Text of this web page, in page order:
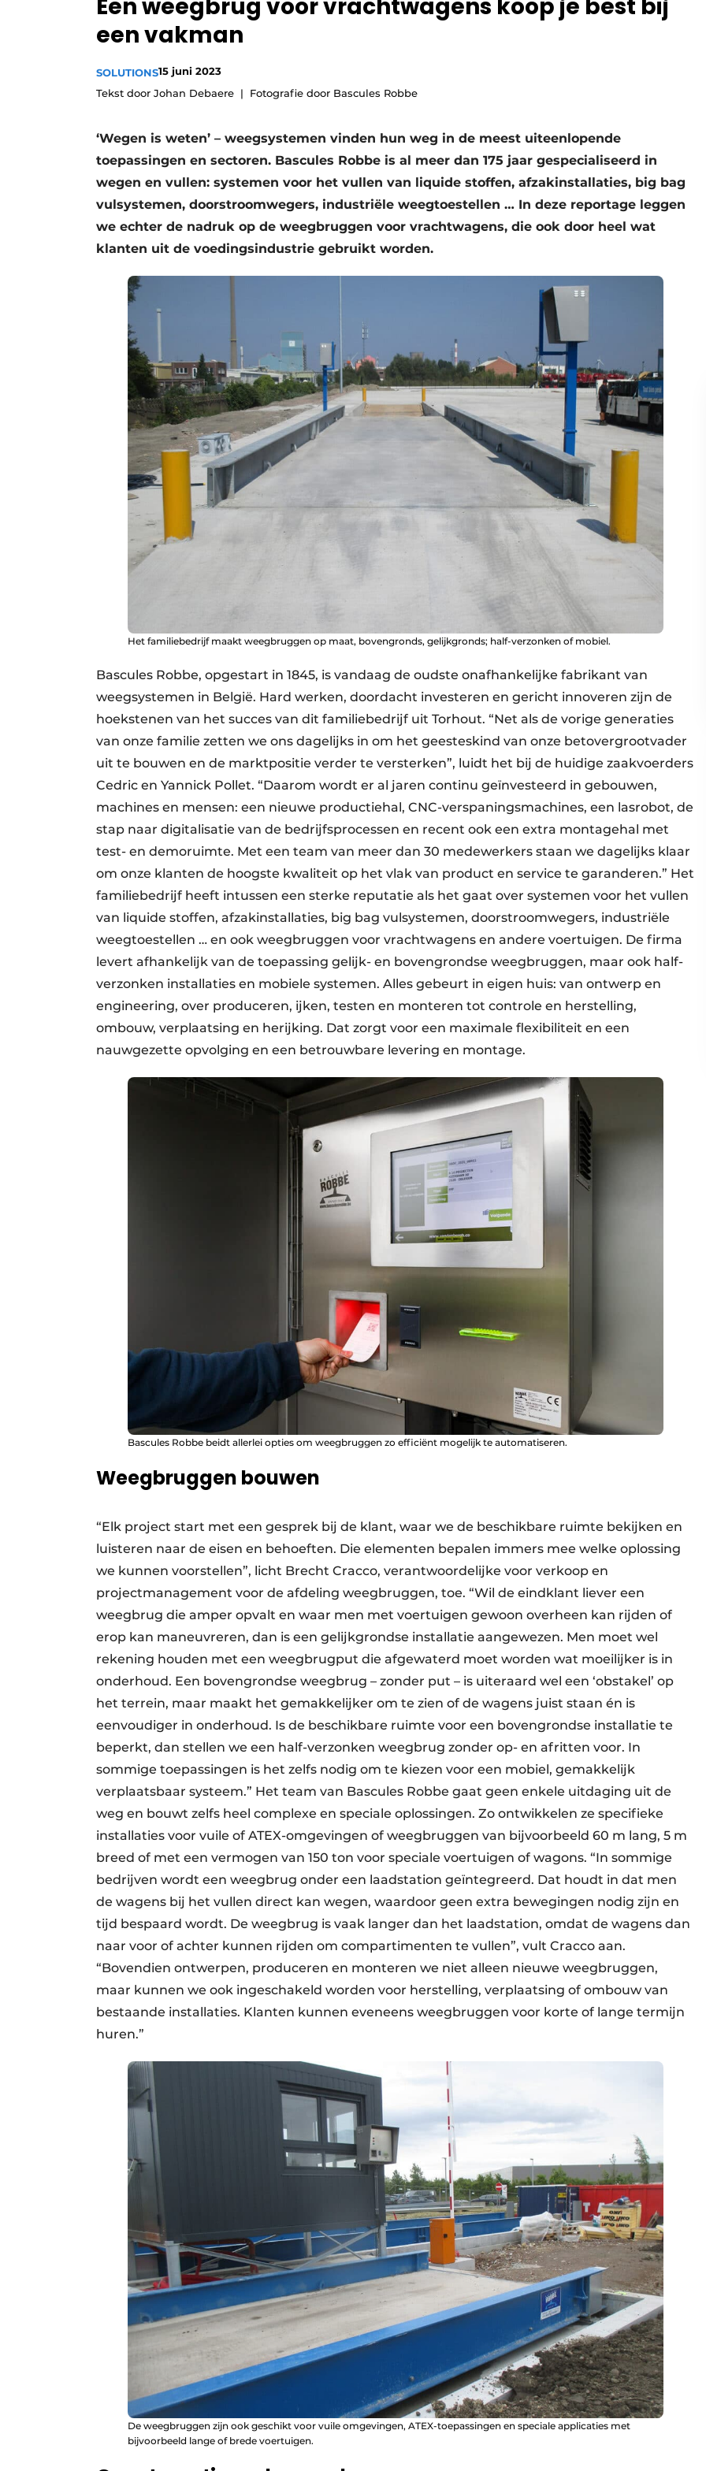
Privacy / Cookie statement
Vacature aanmelden
Vacatures
Video’s
Een weegbrug voor vrachtwagens koop je best bij
een vakman
SOLUTIONS15 juni 2023
Tekst door Johan Debaere
Fotografie door Bascules Robbe
‘Wegen is weten’ – weegsystemen vinden hun weg in de meest uiteenlopende
toepassingen en sectoren. Bascules Robbe is al meer dan 175 jaar gespecialiseerd in
wegen en vullen: systemen voor het vullen van liquide stoffen, afzakinstallaties, big bag
vulsystemen, doorstroomwegers, industriële weegtoestellen … In deze reportage leggen
we echter de nadruk op de weegbruggen voor vrachtwagens, die ook door heel wat
klanten uit de voedingsindustrie gebruikt worden.
Het familiebedrijf maakt weegbruggen op maat, bovengronds, gelijkgronds; half-verzonken of mobiel.
Bascules Robbe, opgestart in 1845, is vandaag de oudste onafhankelijke fabrikant van
weegsystemen in België. Hard werken, doordacht investeren en gericht innoveren zijn de
hoekstenen van het succes van dit familiebedrijf uit Torhout. “Net als de vorige generaties
van onze familie zetten we ons dagelijks in om het geesteskind van onze betovergrootvader
uit te bouwen en de marktpositie verder te versterken”, luidt het bij de huidige zaakvoerders
Cedric en Yannick Pollet. “Daarom wordt er al jaren continu geïnvesteerd in gebouwen,
machines en mensen: een nieuwe productiehal, CNC-verspaningsmachines, een lasrobot, de
stap naar digitalisatie van de bedrijfsprocessen en recent ook een extra montagehal met
test- en demoruimte. Met een team van meer dan 30 medewerkers staan we dagelijks klaar
om onze klanten de hoogste kwaliteit op het vlak van product en service te garanderen.” Het
familiebedrijf heeft intussen een sterke reputatie als het gaat over systemen voor het vullen
van liquide stoffen, afzakinstallaties, big bag vulsystemen, doorstroomwegers, industriële
weegtoestellen … en ook weegbruggen voor vrachtwagens en andere voertuigen. De firma
levert afhankelijk van de toepassing gelijk- en bovengrondse weegbruggen, maar ook half-
verzonken installaties en mobiele systemen. Alles gebeurt in eigen huis: van ontwerp en
engineering, over produceren, ijken, testen en monteren tot controle en herstelling,
ombouw, verplaatsing en herijking. Dat zorgt voor een maximale flexibiliteit en een
nauwgezette opvolging en een betrouwbare levering en montage.
Bascules Robbe beidt allerlei opties om weegbruggen zo efficiënt mogelijk te automatiseren.
Weegbruggen bouwen
“Elk project start met een gesprek bij de klant, waar we de beschikbare ruimte bekijken en
luisteren naar de eisen en behoeften. Die elementen bepalen immers mee welke oplossing
we kunnen voorstellen”, licht Brecht Cracco, verantwoordelijke voor verkoop en
projectmanagement voor de afdeling weegbruggen, toe. “Wil de eindklant liever een
weegbrug die amper opvalt en waar men met voertuigen gewoon overheen kan rijden of
erop kan maneuvreren, dan is een gelijkgrondse installatie aangewezen. Men moet wel
rekening houden met een weegbrugput die afgewaterd moet worden wat moeilijker is in
onderhoud. Een bovengrondse weegbrug – zonder put – is uiteraard wel een ‘obstakel’ op
het terrein, maar maakt het gemakkelijker om te zien of de wagens juist staan én is
eenvoudiger in onderhoud. Is de beschikbare ruimte voor een bovengrondse installatie te
beperkt, dan stellen we een half-verzonken weegbrug zonder op- en afritten voor. In
sommige toepassingen is het zelfs nodig om te kiezen voor een mobiel, gemakkelijk
verplaatsbaar systeem.” Het team van Bascules Robbe gaat geen enkele uitdaging uit de
weg en bouwt zelfs heel complexe en speciale oplossingen. Zo ontwikkelen ze specifieke
installaties voor vuile of ATEX-omgevingen of weegbruggen van bijvoorbeeld 60 m lang, 5 m
breed of met een vermogen van 150 ton voor speciale voertuigen of wagons. “In sommige
bedrijven wordt een weegbrug onder een laadstation geïntegreerd. Dat houdt in dat men
de wagens bij het vullen direct kan wegen, waardoor geen extra bewegingen nodig zijn en
tijd bespaard wordt. De weegbrug is vaak langer dan het laadstation, omdat de wagens dan
naar voor of achter kunnen rijden om compartimenten te vullen”, vult Cracco aan.
“Bovendien ontwerpen, produceren en monteren we niet alleen nieuwe weegbruggen,
maar kunnen we ook ingeschakeld worden voor herstelling, verplaatsing of ombouw van
bestaande installaties. Klanten kunnen eveneens weegbruggen voor korte of lange termijn
huren.”
De weegbruggen zijn ook geschikt voor vuile omgevingen, ATEX-toepassingen en speciale applicaties met
bijvoorbeeld lange of brede voertuigen.